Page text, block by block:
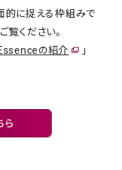
的に捉える枠組みで
覧ください。
Essenceの紹介 」
ら